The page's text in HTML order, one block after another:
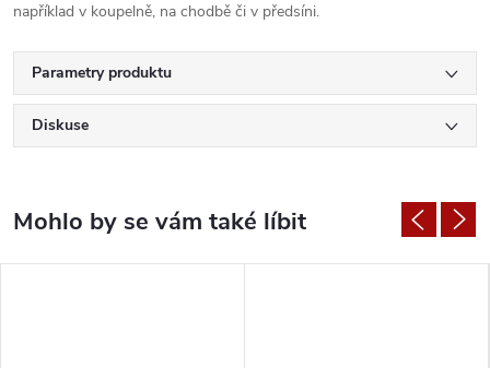
například v koupelně, na chodbě či v předsíni.
Parametry produktu
Diskuse